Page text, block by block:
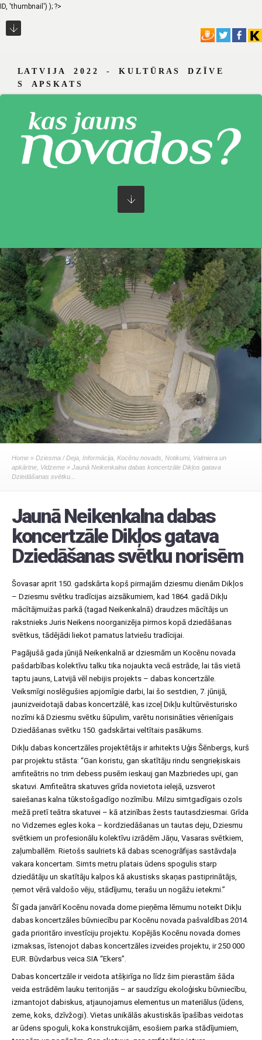
ID, 'thumbnail') ); ?>
L A T V I J A 2 0 2 2 - K U L T Ū R A S D Z Ī V E
S A P S K A T S
Home » Dziesma / Deja Informācija Kocēnu novads Notikumi, Valmiera un
apkārtne Vidzeme » Jaunā Neikenkalna dabas koncertzāle Dikļos gatava
Dziedāšanas svētku...
Jaunā Neikenkalna dabas
koncertzāle Dikļos gatava
Dziedāšanas svētku norisēm
Šovasar aprit 150. gadskārta kopš pirmajām dziesmu dienām Dikļos
– Dziesmu svētku tradīcijas aizsākumiem, kad 1864. gadā Dikļu
mācītājmuižas parkā (tagad Neikenkalnā) draudzes mācītājs un
rakstnieks Juris Neikens noorganizēja pirmos kopā dziedāšanas
svētkus, tādējādi liekot pamatus latviešu tradīcijai.
Pagājušā gada jūnijā Neikenkalnā ar dziesmām un Kocēnu novada
pašdarbības kolektīvu talku tika nojaukta vecā estrāde, lai tās vietā
taptu jauns, Latvijā vēl nebijis projekts – dabas koncertzāle.
Veiksmīgi noslēgušies apjomīgie darbi, lai šo sestdien, 7. jūnijā,
jaunizveidotajā dabas koncertzālē, kas izceļ Dikļu kultūrvēsturisko
nozīmi kā Dziesmu svētku šūpulim, varētu norisināties vērienīgais
Dziedāšanas svētku 150. gadskārtai veltītais pasākums.
Dikļu dabas koncertzāles projektētājs ir arhitekts Uģis Šēnbergs, kurš
par projektu stāsta: “Gan koristu, gan skatītāju rindu sengrieķiskais
amfiteātris no trim debess pusēm ieskauj gan Mazbriedes upi, gan
skatuvi. Amfiteātra skatuves grīda novietota ielejā, uzsverot
saiešanas kalna tūkstošgadīgo nozīmību. Milzu simtgadīgais ozols
mežā pretī teātra skatuvei – kā atzinības žests tautasdziesmai. Grīda
no Vidzemes egles koka – kordziedāšanas un tautas deju, Dziesmu
svētkiem un profesionālu kolektīvu izrādēm Jāņu, Vasaras svētkiem,
zaļumballēm. Rietošs saulriets kā dabas scenogrāfijas sastāvdaļa
vakara koncertam. Simts metru platais ūdens spogulis starp
dziedātāju un skatītāju kalpos kā akustisks skaņas pastiprinātājs,
ņemot vērā valdošo vēju, stādījumu, terašu un nogāžu ietekmi.”
Šī gada janvārī Kocēnu novada dome pieņēma lēmumu noteikt Dikļu
dabas koncertzāles būvniecību par Kocēnu novada pašvaldības 2014.
gada prioritāro investīciju projektu. Kopējās Kocēnu novada domes
izmaksas, īstenojot dabas koncertzāles izveides projektu, ir 250 000
EUR. Būvdarbus veica SIA “Ekers”.
Dabas koncertzāle ir veidota atšķirīga no līdz šim pierastām šāda
veida estrādēm lauku teritorijās – ar saudzīgu ekoloģisku būvniecību,
izmantojot dabiskus, atjaunojamus elementus un materiālus (ūdens,
zeme, koks, dzīvžogi). Vietas unikālās akustiskās īpašības veidotas
ar ūdens spoguli, koka konstrukcijām, esošiem parka stādījumiem,